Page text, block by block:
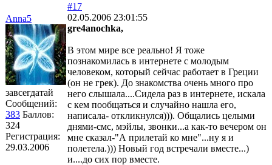
Anna5
завсегдатай
Сообщений:
383 Баллов:
324
Регистрация:
29.03.2006
#17
02.05.2006 23:01:55
gre4anochka,
В этом мире все реально! Я тоже
познакомилась в интернете с молодым
человеком, который сейчас работает в Греции
(он не грек). До знакомства очень много про
него слышала....Сидела раз в интернете, искала
с кем пообщаться и случайно нашла его,
написала- откликнулся))). Общались целыми
днями-смс, мэйлы, звонки...а как-то вечером он
мне сказал-"А прилетай ко мне"...ну я и
полетела.))) Новый год встречали вместе...)
и....до сих пор вместе.